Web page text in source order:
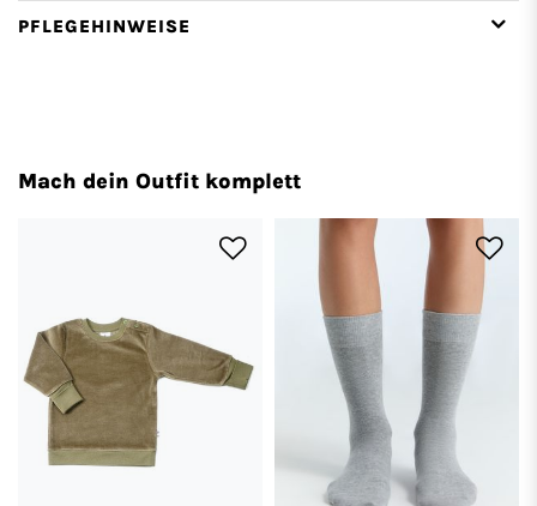
PFLEGEHINWEISE
Mach dein Outfit komplett